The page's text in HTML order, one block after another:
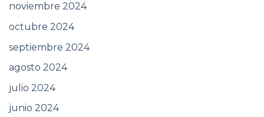
noviembre 2024
octubre 2024
septiembre 2024
agosto 2024
julio 2024
junio 2024